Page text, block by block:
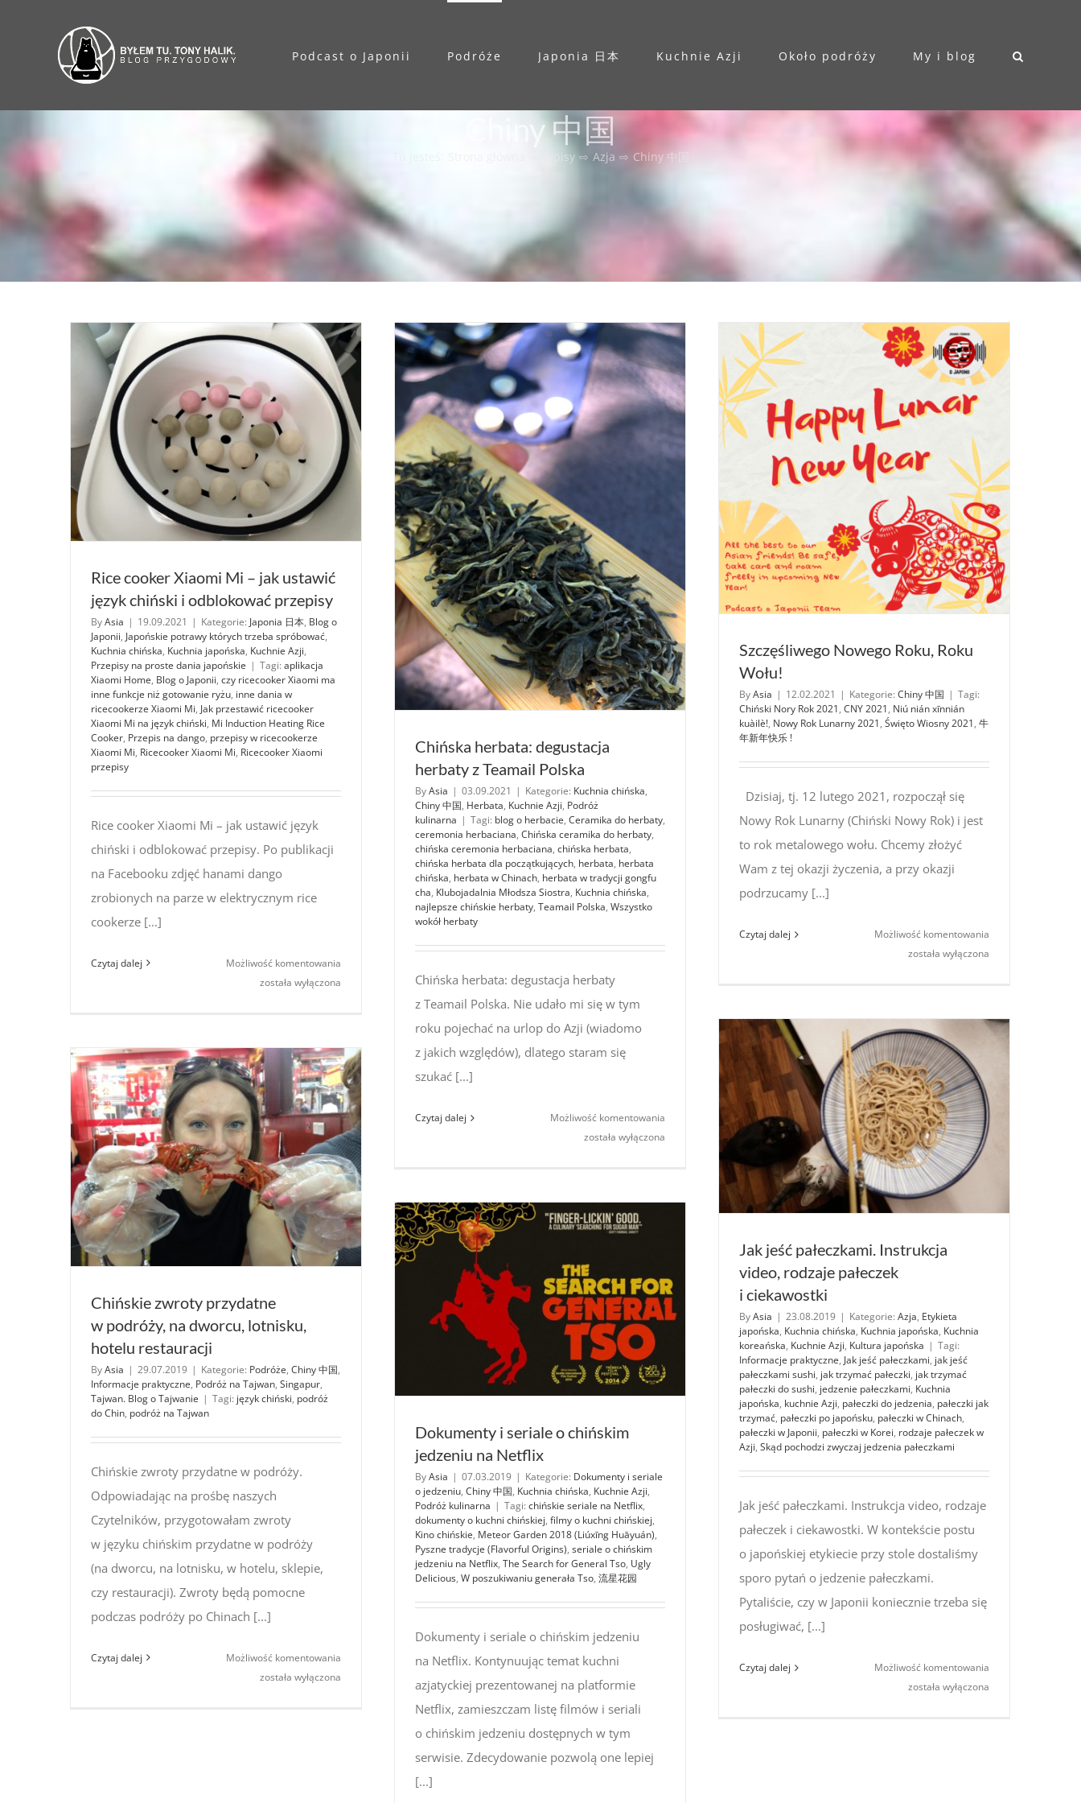
Podcast o Japonii Podróże Japonia 日本 Kuchnie Azji Około podróży My i blog
Chiny 中国
Wpisy ⇨ Azja ⇨ Chiny 中国
Rice cooker Xiaomi Mi – jak ustawić
język chiński i odblokować przepisy
ByAsia | 19.09.2021 | Kategorie: Japonia 日本, Blog o
Japonii, Japońskie potrawy których trzeba spróbować,
Kuchnia chińska, Kuchnia japońska, Kuchnie Azji,
Przepisy na proste dania japońskie | Tagi: aplikacja
Xiaomi Home, Blog o Japonii, czy ricecooker Xiaomi ma
inne funkcje niż gotowanie ryżu, inne dania w
ricecookerze Xiaomi Mi, Jak przestawić ricecooker
Xiaomi Mi na język chiński, Mi Induction Heating Rice
Cooker, Przepis na dango, przepisy w ricecookerze
Xiaomi Mi, Ricecooker Xiaomi Mi, Ricecooker Xiaomi
przepisy
Rice cooker Xiaomi Mi – jak ustawić język
chiński i odblokować przepisy. Po publikacji
na Facebooku zdjęć hanami dango
zrobionych na parze w elektrycznym rice
cookerze [...]
Czytaj dalej Możliwość komentowania
ustawić
język
chiński
i odblokować
przepisy
została wyłączona
Chińska herbata: degustacja
herbaty z Teamail Polska
ByAsia | 03.09.2021 | Kategorie: Kuchnia chińska,
Chiny 中国, Herbata, Kuchnie Azji, Podróż
kulinarna | Tagi: blog o herbacie, Ceramika do herbaty,
ceremonia herbaciana, Chińska ceramika do herbaty,
chińska ceremonia herbaciana, chińska herbata,
chińska herbata dla początkujących, herbata, herbata
chińska, herbata w Chinach, herbata w tradycji gongfu
cha, Klubojadalnia Młodsza Siostra, Kuchnia chińska,
najlepsze chińskie herbaty, Teamail Polska, Wszystko
wokół herbaty
Chińska herbata: degustacja herbaty
z Teamail Polska. Nie udało mi się w tym
roku pojechać na urlop do Azji (wiadomo
z jakich względów), dlatego staram się
szukać [...]
Czytaj dalej Możliwość komentowania
została wyłączona
Szczęśliwego Nowego Roku, Roku
Wołu!
ByAsia | 12.02.2021 | Kategorie: Chiny 中国 | Tagi:
Chiński Nory Rok 2021, CNY 2021, Niú nián xīnnián
kuàilè!, Nowy Rok Lunarny 2021, Święto Wiosny 2021, 牛
年新年快乐 !
Dzisiaj, tj. 12 lutego 2021, rozpoczął się
Nowy Rok Lunarny (Chiński Nowy Rok) i jest
to rok metalowego wołu. Chcemy złożyć
Wam z tej okazji życzenia, a przy okazji
podrzucamy [...]
Czytaj dalej Możliwość komentowania
została wyłączona
Jak jeść pałeczkami. Instrukcja
video, rodzaje pałeczek
i ciekawostki
ByAsia | 23.08.2019 | Kategorie: Azja, Etykieta
japońska, Kuchnia chińska, Kuchnia japońska, Kuchnia
koreańska, Kuchnie Azji, Kultura japońska | Tagi:
Informacje praktyczne, Jak jeść pałeczkami, jak jeść
pałeczkami sushi, jak trzymać pałeczki, jak trzymać
pałeczki do sushi, jedzenie pałeczkami, Kuchnia
japońska, kuchnie Azji, pałeczki do jedzenia, pałeczki jak
trzymać, pałeczki po japońsku, pałeczki w Chinach,
pałeczki w Japonii, pałeczki w Korei, rodzaje pałeczek w
Azji, Skąd pochodzi zwyczaj jedzenia pałeczkami
Jak jeść pałeczkami. Instrukcja video, rodzaje
pałeczek i ciekawostki. W kontekście postu
o japońskiej etykiecie przy stole dostaliśmy
sporo pytań o jedzenie pałeczkami.
Pytaliście, czy w Japonii koniecznie trzeba się
posługiwać, [...]
Czytaj dalej Możliwość komentowania
została wyłączona
Chińskie zwroty przydatne
w podróży, na dworcu, lotnisku,
hotelu restauracji
ByAsia | 29.07.2019 | Kategorie: Podróże, Chiny 中国,
Informacje praktyczne, Podróż na Tajwan, Singapur,
Tajwan. Blog o Tajwanie | Tagi: język chiński, podróż
do Chin, podróż na Tajwan
Chińskie zwroty przydatne w podróży.
Odpowiadając na prośbę naszych
Czytelników, przygotowałam zwroty
w języku chińskim przydatne w podróży
(na dworcu, na lotnisku, w hotelu, sklepie,
czy restauracji). Zwroty będą pomocne
podczas podróży po Chinach [...]
Czytaj dalej Możliwość komentowania
została wyłączona
Dokumenty i seriale o chińskim
jedzeniu na Netflix
ByAsia | 07.03.2019 | Kategorie: Dokumenty i seriale
o jedzeniu, Chiny 中国, Kuchnia chińska, Kuchnie Azji,
Podróż kulinarna | Tagi: chińskie seriale na Netflix,
dokumenty o kuchni chińskiej, filmy o kuchni chińskiej,
Kino chińskie, Meteor Garden 2018 (Liúxīng Huāyuán),
Pyszne tradycje (Flavorful Origins), seriale o chińskim
jedzeniu na Netflix, The Search for General Tso, Ugly
Delicious, W poszukiwaniu generała Tso, 流星花园
Dokumenty i seriale o chińskim jedzeniu
na Netflix. Kontynuując temat kuchni
azjatyckiej prezentowanej na platformie
Netflix, zamieszczam listę filmów i seriali
o chińskim jedzeniu dostępnych w tym
serwisie. Zdecydowanie pozwolą one lepiej
[...]